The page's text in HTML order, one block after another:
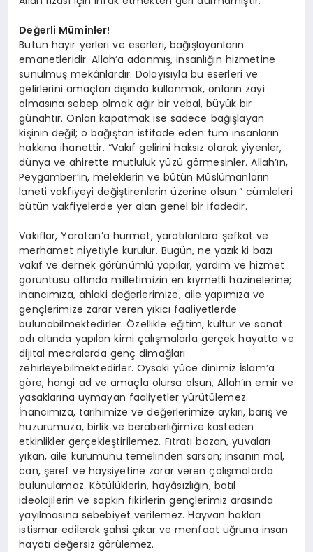
Değerli Müminler!
Bütün hayır yerleri ve eserleri, bağışlayanların
emanetleridir. Allah’a adanmış, insanlığın hizmetine
sunulmuş mekânlardır. Dolayısıyla bu eserleri ve
gelirlerini amaçları dışında kullanmak, onların zayi
olmasına sebep olmak ağır bir vebal, büyük bir
günahtır. Onları kapatmak ise sadece bağışlayan
kişinin değil; o bağıştan istifade eden tüm insanların
hakkına ihanettir. “Vakıf gelirini haksız olarak yiyenler,
dünya ve ahirette mutluluk yüzü görmesinler. Allah’ın,
Peygamber’in, meleklerin ve bütün Müslümanların
laneti vakfiyeyi değiştirenlerin üzerine olsun.” cümleleri
bütün vakfiyelerde yer alan genel bir ifadedir.
Vakıflar, Yaratan’a hürmet, yaratılanlara şefkat ve
merhamet niyetiyle kurulur. Bugün, ne yazık ki bazı
vakıf ve dernek görünümlü yapılar, yardım ve hizmet
görüntüsü altında milletimizin en kıymetli hazinelerine;
inancımıza, ahlaki değerlerimize, aile yapımıza ve
gençlerimize zarar veren yıkıcı faaliyetlerde
bulunabilmektedirler. Özellikle eğitim, kültür ve sanat
adı altında yapılan kimi çalışmalarla gerçek hayatta ve
dijital mecralarda genç dimağları
zehirleyebilmektedirler. Oysaki yüce dinimiz İslam’a
göre, hangi ad ve amaçla olursa olsun, Allah’ın emir ve
yasaklarına uymayan faaliyetler yürütülemez.
İnancımıza, tarihimize ve değerlerimize aykırı, barış ve
huzurumuza, birlik ve beraberliğimize kasteden
etkinlikler gerçekleştirilemez. Fıtratı bozan, yuvaları
yıkan, aile kurumunu temelinden sarsan; insanın mal,
can, şeref ve haysiyetine zarar veren çalışmalarda
bulunulamaz. Kötülüklerin, hayâsızlığın, batıl
ideolojilerin ve sapkın fikirlerin gençlerimiz arasında
yayılmasına sebebiyet verilemez. Hayvan hakları
istismar edilerek şahsi çıkar ve menfaat uğruna insan
hayatı değersiz görülemez.